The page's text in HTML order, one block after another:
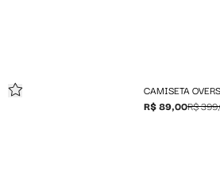
CAMISETA
R$ 89,00R$